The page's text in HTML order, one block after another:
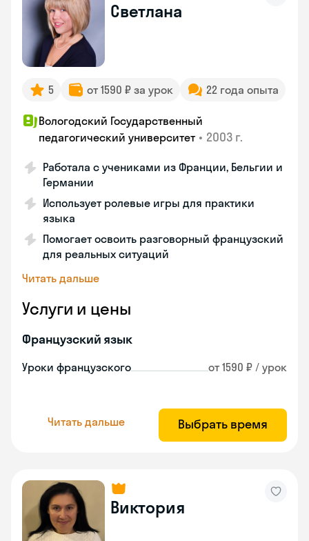
Светлана
5 от 1590 ₽ за урок 22 года опыта
Вологодский Государственный
педагогический университет • 2003 г.
Работала с учениками из Франции, Бельгии и
Германии
Использует ролевые игры для практики
языка
Помогает освоить разговорный французский
для реальных ситуаций
Читать дальше
Услуги и цены
Французский язык
Уроки французского от 1590 ₽ / урок
Читать дальше Выбрать время
Виктория